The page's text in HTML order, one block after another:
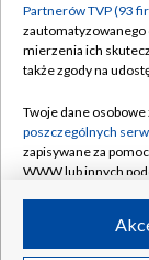
Centrum
Naziemna
Rada
System NOS
Informacje o
Program dla
Partnerów TVP (93
zautomatyzowanego
mierzenia ich
także zgody na
Twoje dane
poszczególnych
zapisywane za
WWW lub innych
ruchu w Internecie.